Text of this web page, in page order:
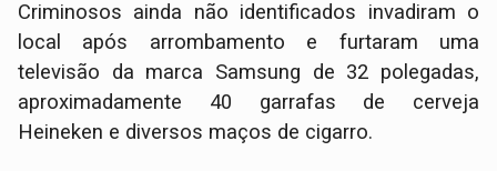
Criminosos ainda não identificados invadiram o
local após arrombamento e furtaram uma
televisão da marca Samsung de 32 polegadas,
aproximadamente 40 garrafas de cerveja
Heineken e diversos maços de cigarro.